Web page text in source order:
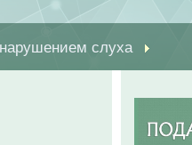
слуха